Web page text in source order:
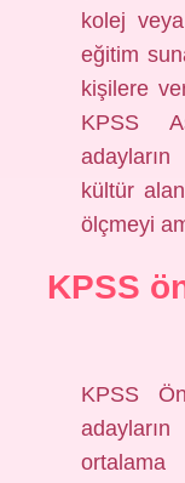
kolej
eğitim
kişilere
KPSS
kültür
ölçmeyi
KPSS
KPSS